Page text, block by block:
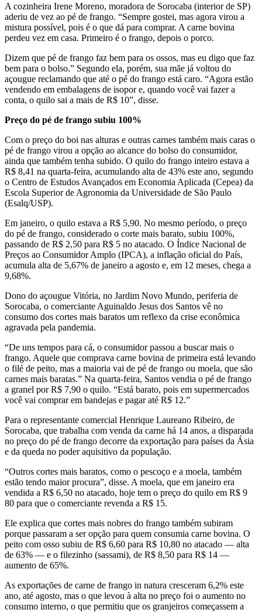
A cozinheira Irene Moreno, moradora de Sorocaba (interior de SP)
aderiu de vez ao pé de frango. “Sempre gostei, mas agora virou a
mistura possível, pois é o que dá para comprar. A carne bovina
perdeu vez em casa. Primeiro é o frango, depois o porco.
Dizem que pé de frango faz bem para os ossos, mas eu digo que faz
bem para o bolso.” Segundo ela, porém, sua mãe já voltou do
açougue reclamando que até o pé do frango está caro. “Agora estão
vendendo em embalagens de isopor e, quando você vai fazer a
conta, o quilo sai a mais de R$ 10”, disse.
Preço do pé de frango subiu 100%
Com o preço do boi nas alturas e outras carnes também mais caras o
pé de frango virou a opção ao alcance do bolso do consumidor,
ainda que também tenha subido. O quilo do frango inteiro estava a
R$ 8,41 na quarta-feira, acumulando alta de 43% este ano, segundo
o Centro de Estudos Avançados em Economia Aplicada (Cepea) da
Escola Superior de Agronomia da Universidade de São Paulo
(Esalq/USP).
Em janeiro, o quilo estava a R$ 5,90. No mesmo período, o preço
do pé de frango, considerado o corte mais barato, subiu 100%,
passando de R$ 2,50 para R$ 5 no atacado. O Índice Nacional de
Preços ao Consumidor Amplo (IPCA), a inflação oficial do País,
acumula alta de 5,67% de janeiro a agosto e, em 12 meses, chega a
9,68%.
Dono do açougue Vitória, no Jardim Novo Mundo, periferia de
Sorocaba, o comerciante Aguinaldo Jesus dos Santos vê no
consumo dos cortes mais baratos um reflexo da crise econômica
agravada pela pandemia.
“De uns tempos para cá, o consumidor passou a buscar mais o
frango. Aquele que comprava carne bovina de primeira está levando
o filé de peito, mas a maioria vai de pé de frango ou moela, que são
carnes mais baratas.” Na quarta-feira, Santos vendia o pé de frango
a granel por R$ 7,90 o quilo. “Está barato, pois em supermercados
você vai comprar em bandejas e pagar até R$ 12.”
Para o representante comercial Henrique Laureano Ribeiro, de
Sorocaba, que trabalha com venda da carne há 14 anos, a disparada
no preço do pé de frango decorre da exportação para países da Ásia
e da queda no poder aquisitivo da população.
“Outros cortes mais baratos, como o pescoço e a moela, também
estão tendo maior procura”, disse. A moela, que em janeiro era
vendida a R$ 6,50 no atacado, hoje tem o preço do quilo em R$ 9
80 para que o comerciante revenda a R$ 15.
Ele explica que cortes mais nobres do frango também subiram
porque passaram a ser opção para quem consumia carne bovina. O
peito com osso subiu de R$ 6,60 para R$ 10,80 no atacado — alta
de 63% — e o filezinho (sassami), de R$ 8,50 para R$ 14 —
aumento de 65%.
As exportações de carne de frango in natura cresceram 6,2% este
ano, até agosto, mas o que levou à alta no preço foi o aumento no
consumo interno, o que permitiu que os granjeiros começassem a